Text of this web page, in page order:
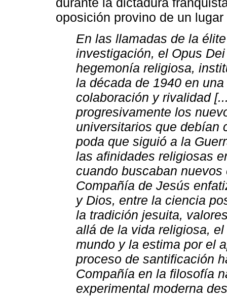
oposición provino de un
En las llamadas de la
investigación, el Opus
hegemonía religiosa,
la década de 1940 en
colaboración y rivalidad
progresivamente los
universitarios que debían
poda que siguió a la
las afinidades religiosas
cuando buscaban
Compañía de Jesús
y Dios, entre la ciencia
la tradición jesuita,
allá de la vida religiosa,
mundo y la estima por el
proceso de santificación
Compañía en la filosofía
experimental moderna